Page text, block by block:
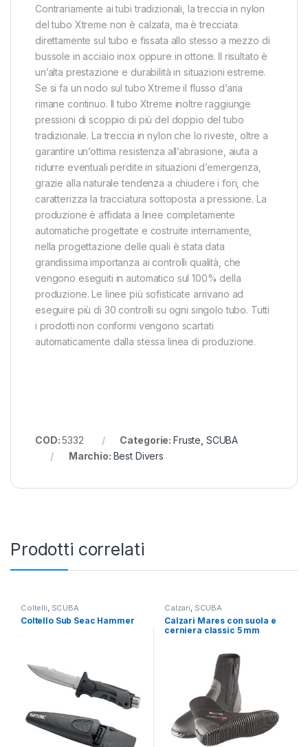
Contrariamente ai tubi tradizionali, la treccia in nylon
del tubo Xtreme non è calzata, ma è trecciata
direttamente sul tubo e fissata allo stesso a mezzo di
bussole in acciaio inox oppure in ottone. Il risultato è
un’alta prestazione e durabilità in situazioni estreme.
Se si fa un nodo sul tubo Xtreme il flusso d’aria
rimane continuo. Il tubo Xtreme inoltre raggiunge
pressioni di scoppio di più del doppio del tubo
tradizionale. La treccia in nylon che lo riveste, oltre a
garantire un’ottima resistenza all’abrasione, aiuta a
ridurre eventuali perdite in situazioni d’emergenza,
grazie alla naturale tendenza a chiudere i fori, che
caratterizza la tracciatura sottoposta a pressione. La
produzione è affidata a linee completamente
automatiche progettate e costruite internamente,
nella progettazione delle quali è stata data
grandissima importanza ai controlli qualità, che
vengono eseguiti in automatico sul 100% della
produzione. Le linee più sofisticate arrivano ad
eseguire più di 30 controlli su ogni singolo tubo. Tutti
i prodotti non conformi vengono scartati
automaticamente dalla stessa linea di produzione.
COD:5332 Categorie: Fruste SCUBA
Marchio: Best Divers
Prodotti correlati
Coltelli, SCUBA
Coltello Sub Seac Hammer
Calzari, SCUBA
Calzari Mares con suola e
cerniera classic 5 mm